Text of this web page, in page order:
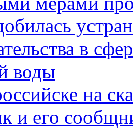
в
воды
на
и его